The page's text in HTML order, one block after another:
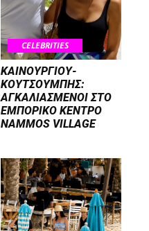
CELEBRITIES
ΚΑΙΝΟΥΡΓΙΟΥ-
ΚΟΥΤΣΟΥΜΠΗΣ:
ΑΓΚΑΛΙΑΣΜΕΝΟΙ ΣΤΟ
ΕΜΠΟΡΙΚΟ ΚΕΝΤΡΟ
NAMMOS VILLAGE